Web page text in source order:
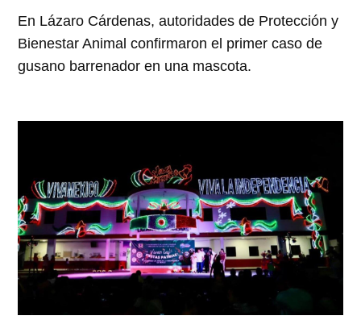
En Lázaro Cárdenas, autoridades de Protección y
Bienestar Animal confirmaron el primer caso de
gusano barrenador en una mascota.